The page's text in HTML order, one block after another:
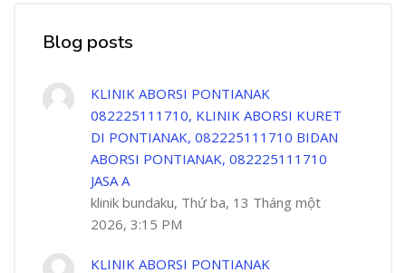
Blog posts
KLINIK ABORSI PONTIANAK
082225111710, KLINIK ABORSI KURET
DI PONTIANAK, 082225111710 BIDAN
ABORSI PONTIANAK, 082225111710
JASA A
klinik bundaku, Thứ ba, 13 Tháng một
2026, 3:15 PM
KLINIK ABORSI PONTIANAK